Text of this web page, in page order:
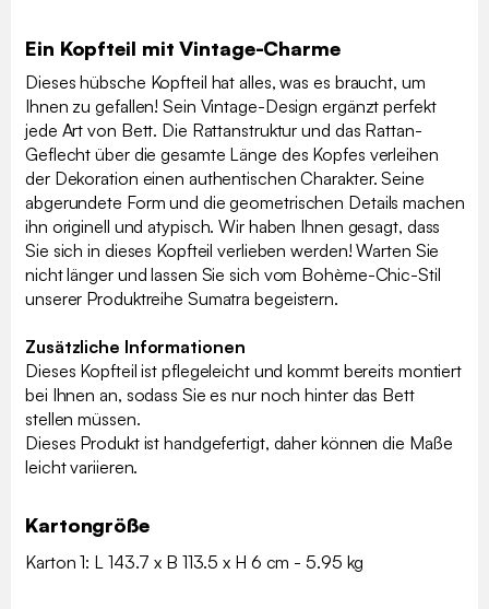
Ein Kopfteil mit Vintage-Charme
Dieses hübsche Kopfteil hat alles, was es braucht, um
Ihnen zu gefallen! Sein Vintage-Design ergänzt perfekt
jede Art von Bett. Die Rattanstruktur und das Rattan-
Geflecht über die gesamte Länge des Kopfes verleihen
der Dekoration einen authentischen Charakter. Seine
abgerundete Form und die geometrischen Details machen
ihn originell und atypisch. Wir haben Ihnen gesagt, dass
Sie sich in dieses Kopfteil verlieben werden! Warten Sie
nicht länger und lassen Sie sich vom Bohème-Chic-Stil
unserer Produktreihe Sumatra begeistern.
Zusätzliche Informationen
Dieses Kopfteil ist pflegeleicht und kommt bereits montiert
bei Ihnen an, sodass Sie es nur noch hinter das Bett
stellen müssen.
Dieses Produkt ist handgefertigt, daher können die Maße
leicht variieren.
Kartongröße
Karton 1: L 143.7 x B 113.5 x H 6 cm - 5.95 kg